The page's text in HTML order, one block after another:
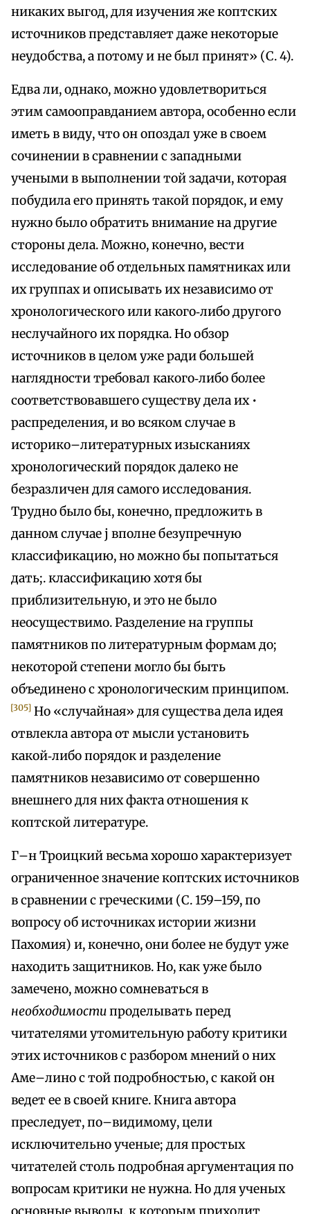
никаких выгод, для изучения же коптских
источников представляет даже некоторые
неудобства, а потому и не был принят» (С. 4).
Едва ли, однако, можно удовлетвориться
этим самооправданием автора, особенно если
иметь в виду, что он опоздал уже в своем
сочинении в сравнении с западными
учеными в выполнении той задачи, которая
побудила его принять такой порядок, и ему
нужно было обратить внимание на другие
стороны дела. Можно, конечно, вести
исследование об отдельных памятниках или
их группах и описывать их независимо от
хронологического или какого‑либо другого
неслучайного их порядка. Но обзор
источников в целом уже ради большей
наглядности требовал какого‑либо более
соответствовавшего существу дела их •
распределения, и во всяком случае в
историко–литературных изысканиях
хронологический порядок далеко не
безразличен для самого исследования.
Трудно было бы, конечно, предложить в
данном случае j вполне безупречную
классификацию, но можно бы попытаться
дать;. классификацию хотя бы
приблизительную, и это не было
неосуществимо. Разделение на группы
памятников по литературным формам до;
некоторой степени могло бы быть
объединено с хронологическим принципом.
[305] Но «случайная» для существа дела идея
отвлекла автора от мысли установить
какой‑либо порядок и разделение
памятников независимо от совершенно
внешнего для них факта отношения к
коптской литературе.
Г–н Троицкий весьма хорошо характеризует
ограниченное значение коптских источников
в сравнении с греческими (С. 159–159, по
вопросу об источниках истории жизни
Пахомия) и, конечно, они более не будут уже
находить защитников. Но, как уже было
замечено, можно сомневаться в
необходимостипроделывать перед
читателями утомительную работу критики
этих источников с разбором мнений о них
Аме–лино с той подробностью, с какой он
ведет ее в своей книге. Книга автора
преследует, по–видимому, цели
исключительно ученые; для простых
читателей столь подробная аргументация по
вопросам критики не нужна. Но для ученых